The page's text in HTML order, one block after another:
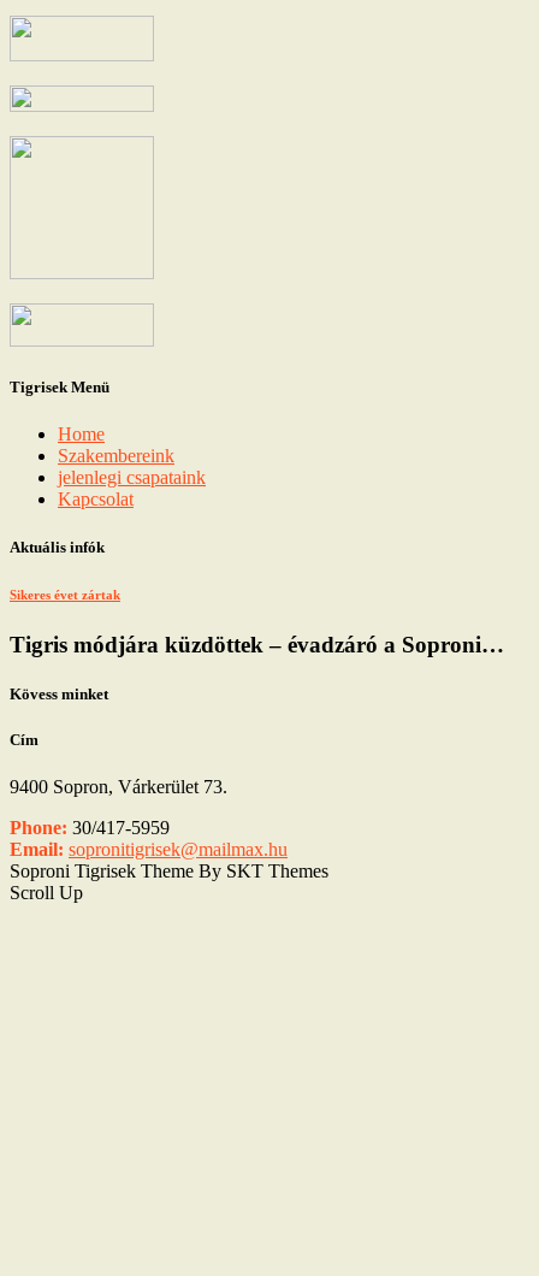
Tigrisek Menü
Home
Szakembereink
jelenlegi csapataink
Kapcsolat
Aktuális infók
Sikeres évet zártak
Tigris módjára küzdöttek – évadzáró a Soproni…
Kövess minket
Cím
9400 Sopron, Várkerület 73.
Phone: 30/417-5959
Email: sopronitigrisek@mailmax.hu
Soproni Tigrisek Theme By SKT Themes
Scroll Up